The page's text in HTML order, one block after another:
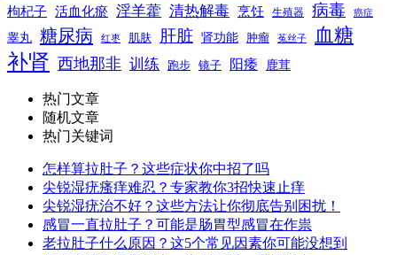
枸杞子 活血化瘀 淫羊藿 清热解毒 烹饪 生殖器 病毒 癌症
睾丸 糖尿病 红枣 肌肤 肝脏 肾功能 肿瘤 菟丝子 血糖
补肾 西地那非 训练 跑步 镜子 阳痿 鹿茸
热门文章
随机文章
热门关键词
怎样算拉肚子？这些症状你中招了吗
尖锐湿疣瘙痒难忍？专家教你3招快速止痒
尖锐湿疣治不好？这些方法让你彻底告别困扰！
感冒一直拉肚子？可能是肠胃型感冒在作祟
老拉肚子什么原因？这5个常见因素你可能没想到